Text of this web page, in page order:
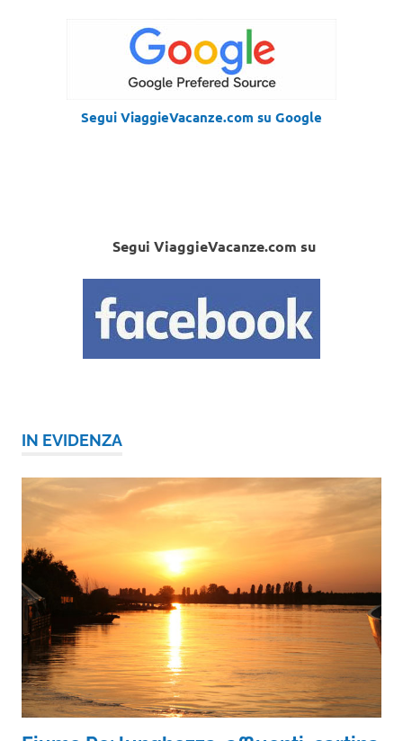
Segui ViaggieVacanze.com su Google
Segui ViaggieVacanze.com su
IN EVIDENZA